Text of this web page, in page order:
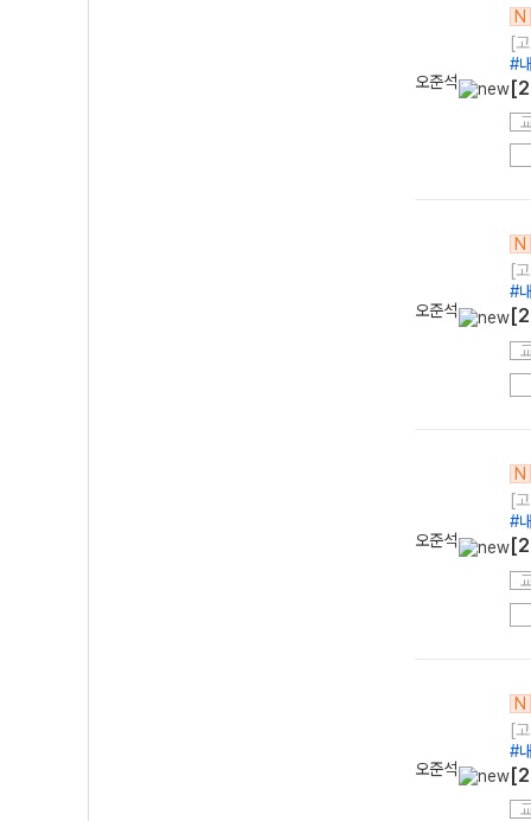
오준석
N
[
#
오준석
N
[
#
오준석
N
[
#
오준석
N
[
#